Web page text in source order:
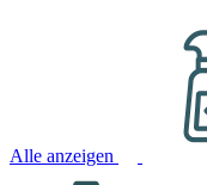
Alle anzeigen